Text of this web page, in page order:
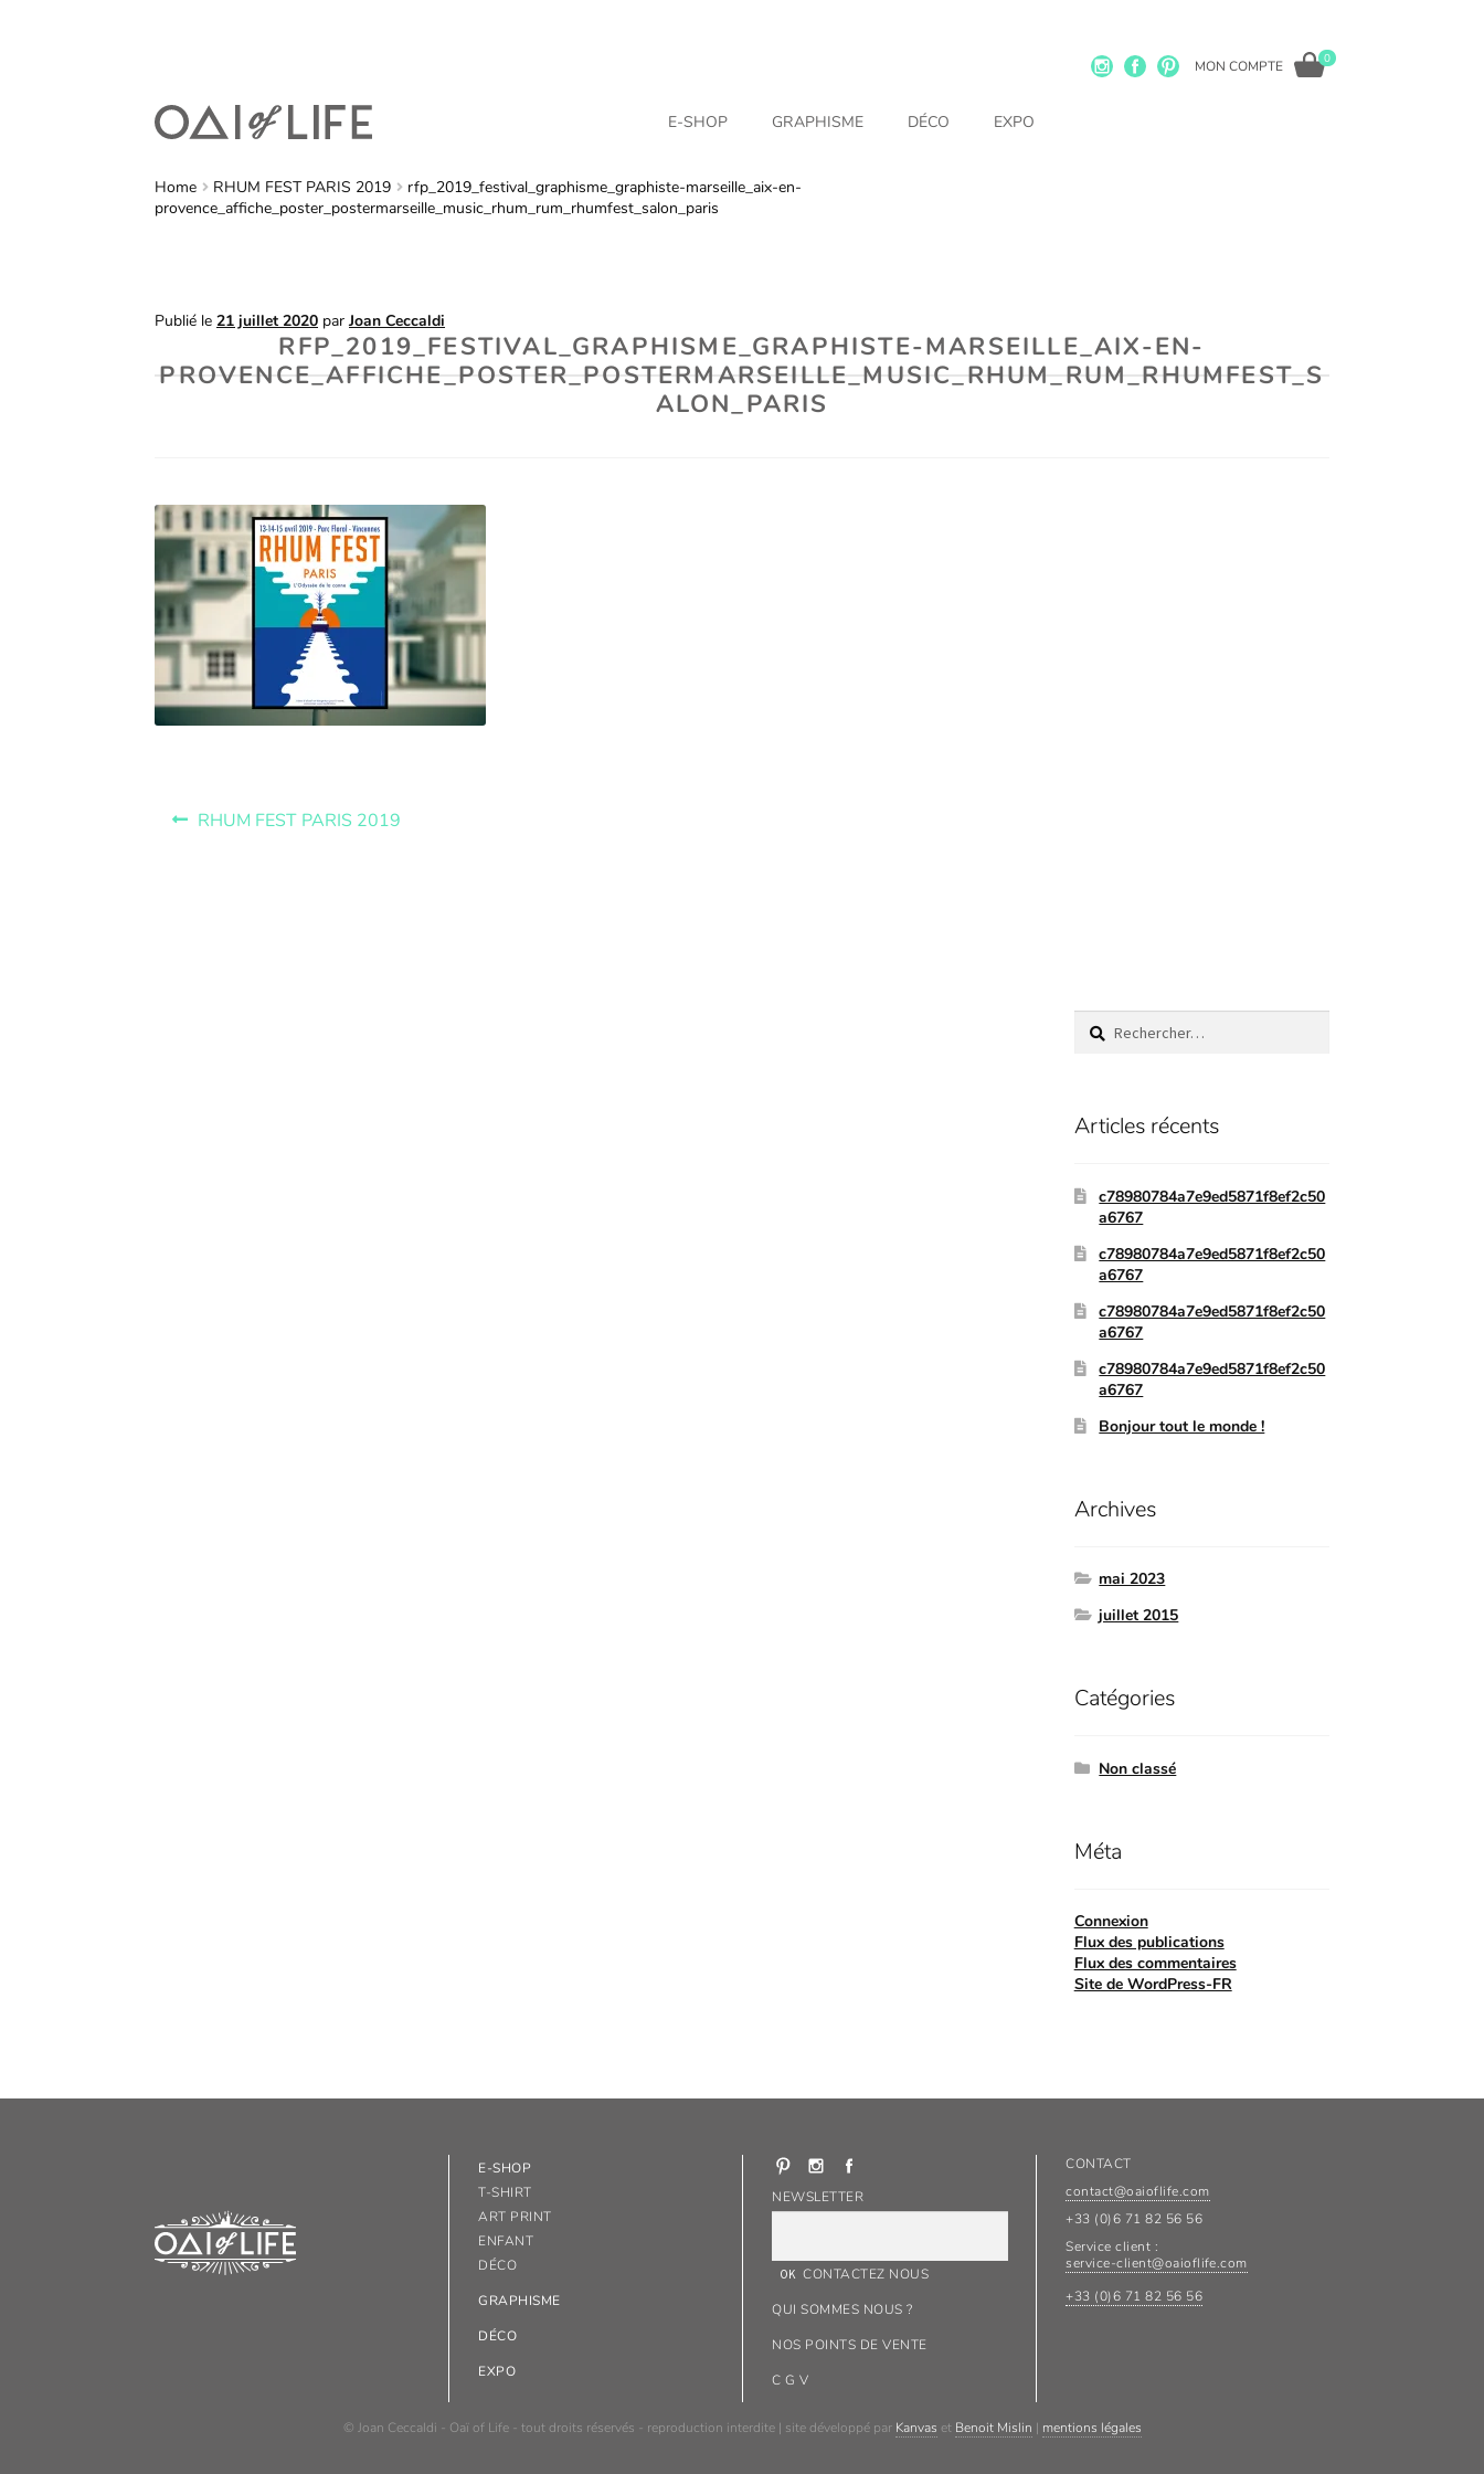
MON COMPTE 0
E-SHOP GRAPHISME DÉCO EXPO
Home RHUM FEST PARIS 2019
rfp_2019_festival_graphisme_graphiste-marseille_aix-en-
provence_affiche_poster_postermarseille_music_rhum_rum_rhumfest_salon_paris
Publié le21 juillet 2020 parJoan Ceccaldi
RFP_2019_FESTIVAL_GRAPHISME_GRAPHISTE-MARSEILLE_AIX-EN-
PROVENCE_AFFICHE_POSTER_POSTERMARSEILLE_MUSIC_RHUM_RUM_RHUMFEST_S
ALON_PARIS
RHUM FEST PARIS 2019
Articles récents
c78980784a7e9ed5871f8ef2c50
a6767
c78980784a7e9ed5871f8ef2c50
a6767
c78980784a7e9ed5871f8ef2c50
a6767
c78980784a7e9ed5871f8ef2c50
a6767
Bonjour tout le monde !
Archives
mai 2023
juillet 2015
Catégories
Non classé
Méta
Connexion
Flux des publications
Flux des commentaires
Site de WordPress-FR
E-SHOP
T-SHIRT
ART PRINT
ENFANT
DÉCO
GRAPHISME
DÉCO
EXPO
NEWSLETTER
CONTACTEZ NOUS
QUI SOMMES NOUS ?
NOS POINTS DE VENTE
C G V
CONTACT
contact@oaioflife.com
+33 (0)6 71 82 56 56
Service client :
service-client@oaioflife.com
+33 (0)6 71 82 56 56
© Joan Ceccaldi - Oaï of Life - tout droits réservés - reproduction interdite | site développé par Kanvas et Benoit Mislin | mentions légales